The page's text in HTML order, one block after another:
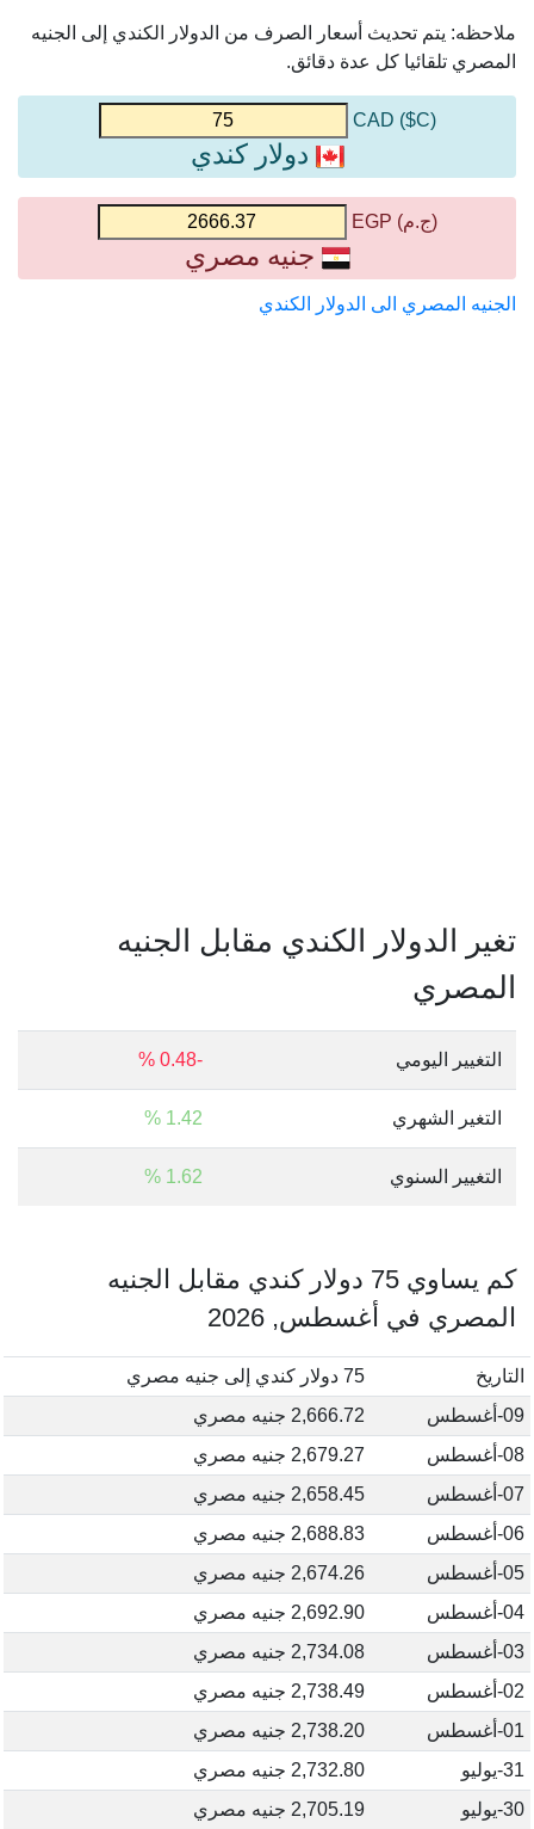
ملاحظه: يتم تحديث أسعار الصرف من الدولار الكندي إلى الجنيه
المصري تلقائيا كل عدة دقائق.
(C$) CAD
دولار كندي
(ج.م) EGP
جنيه مصري
الجنيه المصري الى الدولار الكندي
تغير الدولار الكندي مقابل الجنيه
المصري
التغيير اليومي -0.48 %
التغير الشهري 1.42 %
التغيير السنوي 1.62 %
كم يساوي 75 دولار كندي مقابل الجنيه
المصري في أغسطس, 2026
التاريخ
75 دولار كندي إلى جنيه مصري
09-أغسطس
2,666.72 جنيه مصري
08-أغسطس
2,679.27 جنيه مصري
07-أغسطس
2,658.45 جنيه مصري
06-أغسطس
2,688.83 جنيه مصري
05-أغسطس
2,674.26 جنيه مصري
04-أغسطس
2,692.90 جنيه مصري
03-أغسطس
2,734.08 جنيه مصري
02-أغسطس
2,738.49 جنيه مصري
01-أغسطس
2,738.20 جنيه مصري
31-يوليو
2,732.80 جنيه مصري
30-يوليو
2,705.19 جنيه مصري